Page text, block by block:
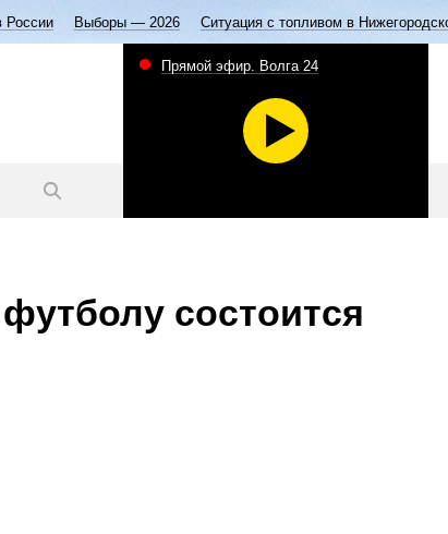
России Выборы — 2026 Ситуация с топливом в
Прямой эфир. Волга 24
состоится